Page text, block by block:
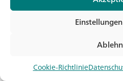
Cookie-Richtlinie
AGB